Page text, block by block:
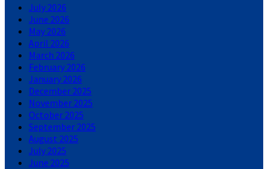
July 2026
June 2026
May 2026
April 2026
March 2026
February 2026
January 2026
December 2025
November 2025
October 2025
September 2025
August 2025
July 2025
June 2025